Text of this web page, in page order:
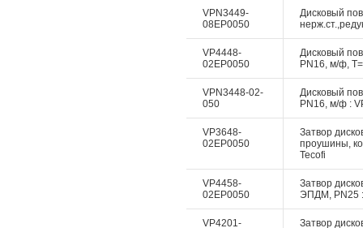
VPN3449-
08EP0050
Дисковый
VP4448-
02EP0050
Дисковый
PN16, м/ф,
VPN3448-02-
050
Дисковый
PN16, м/ф :
VP3648-
02EP0050
Затвор
проушины,
Tecofi
VP4458-
02EP0050
Затвор
ЭПДМ, PN25 :
VP4201-
Затвор